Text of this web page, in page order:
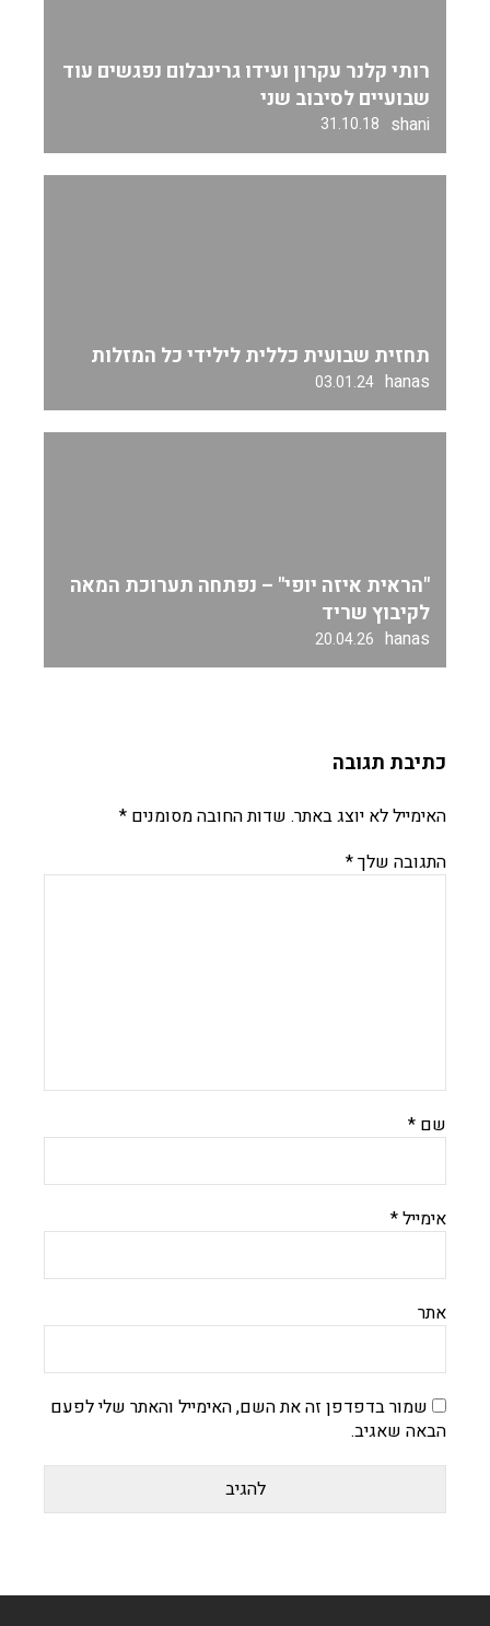
רותי קלנר עקרון ועידו גרינבלום נפגשים עוד
שבועיים לסיבוב שני
shani
31.10.18
תחזית שבועית כללית לילידי כל המזלות
hanas
03.01.24
"הראית איזה יופי" – נפתחה תערוכת המאה
לקיבוץ שריד
hanas
20.04.26
כתיבת תגובה
האימייל לא יוצג באתר. שדות החובה מסומנים *
התגובה שלך*
שם *
אימייל*
אתר
שמור בדפדפן זה את השם, האימייל והאתר שלי לפעם
הבאה שאגיב.